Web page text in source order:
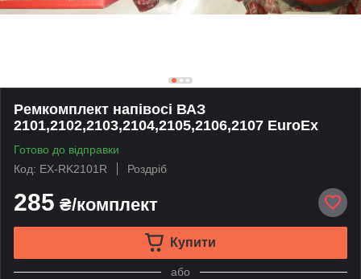
Ремкомплект напівосі ВАЗ
2101,2102,2103,2104,2105,2106,2107 EuroEx
Готово до відправки
Код: EX-RK2101R
Роздріб
285 ₴/комплект
Купити
або